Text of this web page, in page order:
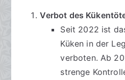
Verbot des
Seit 2022 ist
Küken in der
verboten. Ab
strenge